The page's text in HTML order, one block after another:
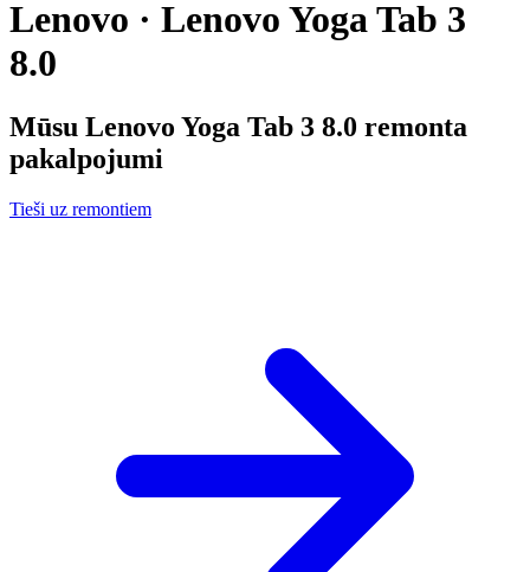
Lenovo · Lenovo Yoga Tab 3
8.0
Mūsu Lenovo Yoga Tab 3 8.0 remonta
pakalpojumi
Tieši uz remontiem